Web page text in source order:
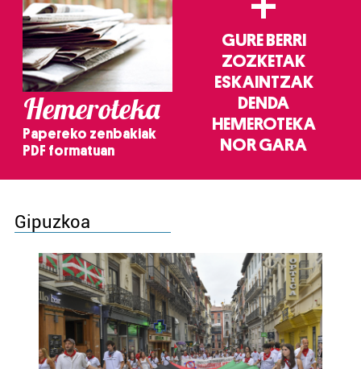
Hemeroteka
Papereko zenbakiak
PDF formatuan
GURE BERRI
ZOZKETAK
ESKAINTZAK
DENDA
HEMEROTEKA
NOR GARA
Gipuzkoa